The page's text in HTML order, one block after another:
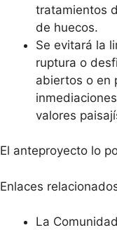
tratamientos
de huecos.
Se evitará la
ruptura o
abiertos o en
valores
El anteproyecto lo
Enlaces
La